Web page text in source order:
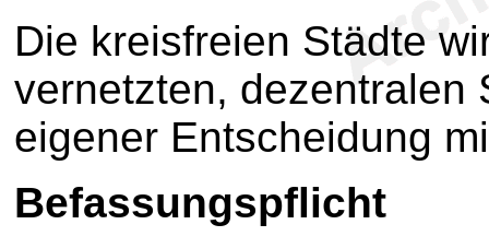
Die kreisfreien Städte
vernetzten, dezentralen
eigener Entscheidung
Befassungspflicht